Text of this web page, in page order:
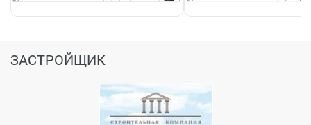
ЗАСТРОЙЩИК